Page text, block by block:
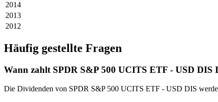
2014
2013
2012
Häufig gestellte Fragen
Wann zahlt SPDR S&P 500 UCITS ETF - USD DIS
Die Dividenden von SPDR S&P 500 UCITS ETF - USD DIS